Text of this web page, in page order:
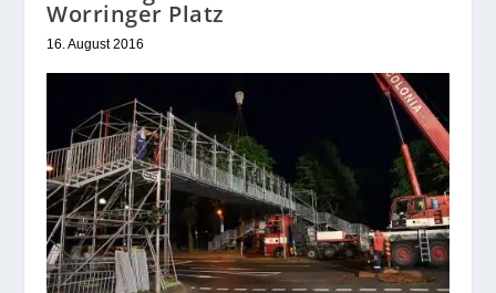
Worringer Platz
16. August 2016